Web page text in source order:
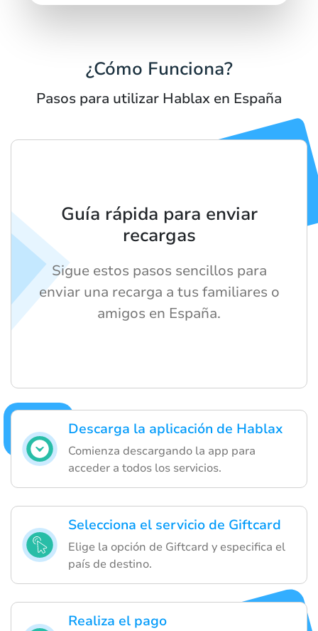
¿Cómo Funciona?
Pasos para utilizar Hablax en España
Descarga la aplicación de Hablax
Comienza descargando la app para
acceder a todos los servicios.
Selecciona el servicio de Giftcard
Elige la opción de Giftcard y especifica el
país de destino.
Realiza el pago
Guía rápida para enviar
recargas
Sigue estos pasos sencillos para
enviar una recarga a tus familiares o
amigos en España.